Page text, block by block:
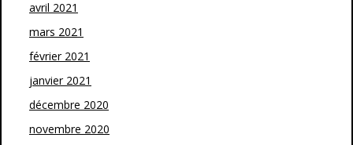
avril 2021
mars 2021
février 2021
janvier 2021
décembre 2020
novembre 2020